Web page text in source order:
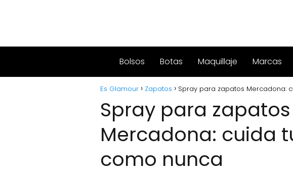
Bolsos Botas Maquillaje Marcas
Es Glamour Zapatos Spray para zapatos Mercadona:
Spray para zapatos
Mercadona: cuida
como nunca